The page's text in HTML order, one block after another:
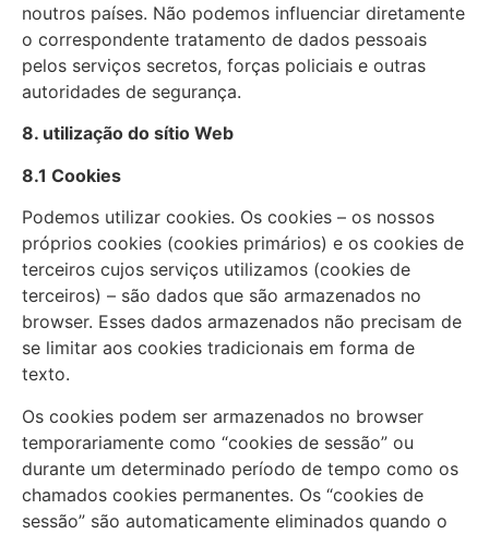
noutros países. Não podemos influenciar diretamente
o correspondente tratamento de dados pessoais
pelos serviços secretos, forças policiais e outras
autoridades de segurança.
8. utilização do sítio Web
8.1 Cookies
Podemos utilizar cookies. Os cookies – os nossos
próprios cookies (cookies primários) e os cookies de
terceiros cujos serviços utilizamos (cookies de
terceiros) – são dados que são armazenados no
browser. Esses dados armazenados não precisam de
se limitar aos cookies tradicionais em forma de
texto.
Os cookies podem ser armazenados no browser
temporariamente como “cookies de sessão” ou
durante um determinado período de tempo como os
chamados cookies permanentes. Os “cookies de
sessão” são automaticamente eliminados quando o